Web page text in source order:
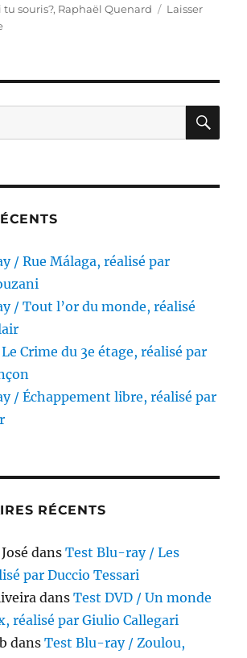
tu souris?, Raphaël Quenard
Laisser
sur
Pourquoi
souris?,
Chenouga
Paillard
/ Rue Málaga, réalisé par
/ Tout l’or du monde, réalisé
Crime du 3e étage, réalisé par
/ Échappement libre, réalisé par
RÉCENTS
dansTest Blu-ray / Les
par Duccio Tessari
dansTest DVD / Un monde
réalisé par Giulio Callegari
dansTest Blu-ray / Zoulou,